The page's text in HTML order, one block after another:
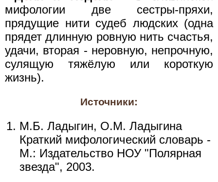
мифологии две сестры-пряхи,
прядущие нити судеб людских (одна
прядет длинную ровную нить счастья,
удачи, вторая - неровную, непрочную,
сулящую тяжёлую или короткую
жизнь).
Источники:
М.Б. Ладыгин, О.М. Ладыгина
Краткий мифологический словарь -
М.: Издательство НОУ "Полярная
звезда", 2003.